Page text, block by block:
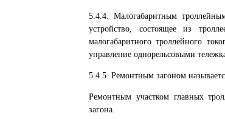
5.4.4. Малогабаритным
устройство, состоящее из
малогабаритного троллейного
управление однорельсовыми
5.4.5. Ремонтным загоном
Ремонтным участком главных
загона.